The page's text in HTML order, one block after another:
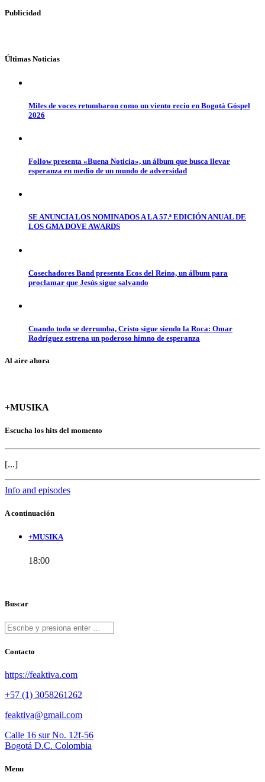
Publicidad
Últimas Noticias
Miles de voces retumbaron como un viento recio en Bogotá Góspel
2026
Follow presenta «Buena Noticia», un álbum que busca llevar
esperanza en medio de un mundo de adversidad
SE ANUNCIA LOS NOMINADOS A LA 57.ª EDICIÓN ANUAL DE
LOS GMA DOVE AWARDS
Cosechadores Band presenta Ecos del Reino, un álbum para
proclamar que Jesús sigue salvando
Cuando todo se derrumba, Cristo sigue siendo la Roca: Omar
Rodríguez estrena un poderoso himno de esperanza
Al aire ahora
+MUSIKA
Escucha los hits del momento
[...]
Info and episodes
A continuación
+MUSIKA
18:00
Buscar
Contacto
https://feaktiva.com
+57 (1) 3058261262
feaktiva@gmail.com
Calle 16 sur No. 12f-56
Bogotá D.C. Colombia
Menu